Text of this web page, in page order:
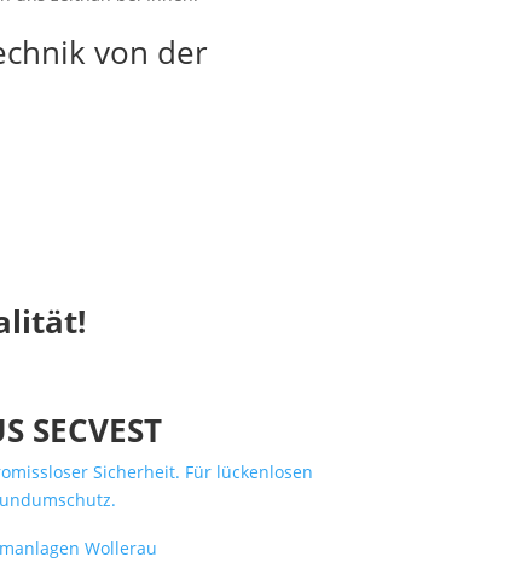
von der
SECVEST
Sicherheit. Für lückenlosen